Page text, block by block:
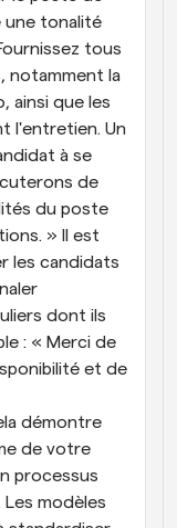
une tonalité
tous
notamment la
ainsi que les
l'entretien. Un
à se
de
du poste
» Il est
les candidats
dont ils
: « Merci de
et de
démontre
de votre
processus
modèles